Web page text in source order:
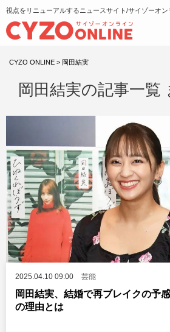
視点をリニューアルするニュースサイト/サイゾーオン
CYZO ONLINE > 岡田結実
岡田結実の記事一覧
2025.04.10 09:00 芸能
岡田結実、結婚で再ブレイクの予
の理由とは